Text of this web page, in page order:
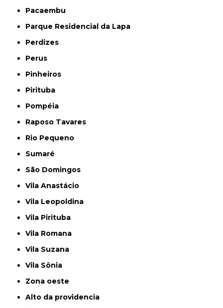
Pacaembu
Parque Residencial da Lapa
Perdizes
Perus
Pinheiros
Pirituba
Pompéia
Raposo Tavares
Rio Pequeno
Sumaré
São Domingos
Vila Anastácio
Vila Leopoldina
Vila Pirituba
Vila Romana
Vila Suzana
Vila Sônia
Zona oeste
alto da providencia